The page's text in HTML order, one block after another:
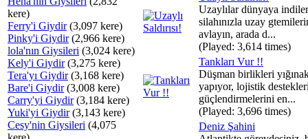
kere)
Ferry'i Giydir(3,097 kere)
Pinky'i Giydir(2,966 kere)
lola'nın Giysileri (3,024 kere)
Kely'i Giydir(3,275 kere)
Tera'yı Giydir(3,168 kere)
Bare'i Giydir(3,008 kere)
Carry'yi Giydir(3,184 kere)
Yuki'yi Giydir(3,143 kere)
Cesy'nin Giysileri (4,075
Uzaylılar dünyaya
silahınızla uzay
avlayın, arada d...
(Played: 3,614 times)
Tankları Vur !!
Düşman birlikleri
yapıyor, lojistik
güçlendirmelerini en...
(Played: 3,696 times)
Deniz Şahini